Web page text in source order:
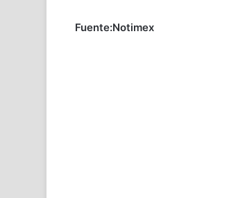
Fuente:Notimex